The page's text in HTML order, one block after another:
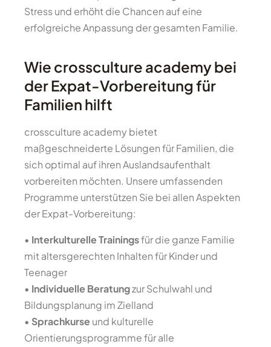
Stress und erhöht die Chancen auf eine
erfolgreiche Anpassung der gesamten Familie.
Wie crossculture academy bei
der Expat-Vorbereitung für
Familien hilft
crossculture academy bietet
maßgeschneiderte Lösungen für Familien, die
sich optimal auf ihren Auslandsaufenthalt
vorbereiten möchten. Unsere umfassenden
Programme unterstützen Sie bei allen Aspekten
der Expat-Vorbereitung:
• Interkulturelle Trainingsfür die ganze Familie
mit altersgerechten Inhalten für Kinder und
Teenager
• Individuelle Beratungzur Schulwahl und
Bildungsplanung im Zielland
• Sprachkurse und kulturelle
Orientierungsprogramme für alle